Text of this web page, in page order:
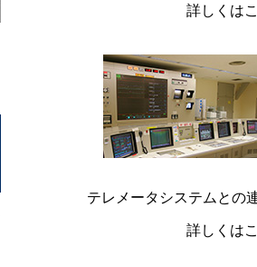
詳しくは
テレメータシステムとの
詳しくは